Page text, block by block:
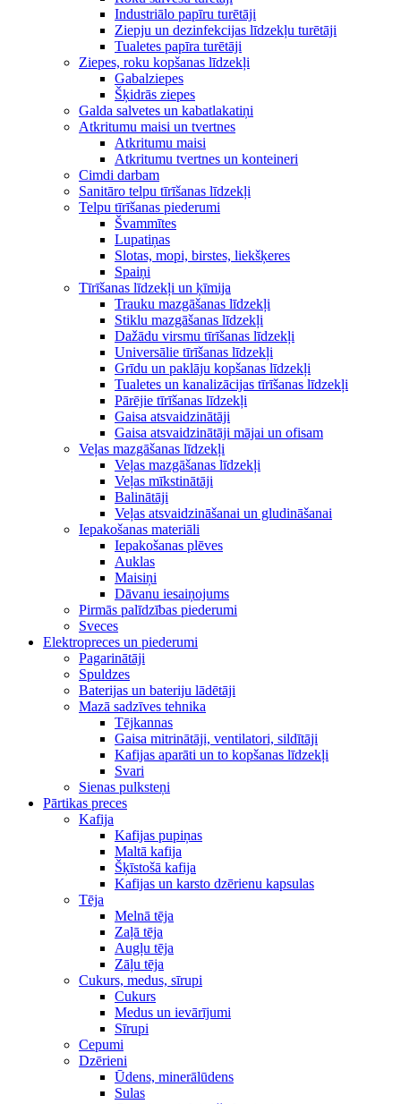
Industriālo papīru turētāji
Ziepju un dezinfekcijas līdzekļu turētāji
Tualetes papīra turētāji
Ziepes, roku kopšanas līdzekļi
Gabalziepes
Šķidrās ziepes
Galda salvetes un kabatlakatiņi
Atkritumu maisi un tvertnes
Atkritumu maisi
Atkritumu tvertnes un konteineri
Cimdi darbam
Sanitāro telpu tīrīšanas līdzekļi
Telpu tīrīšanas piederumi
Švammītes
Lupatiņas
Slotas, mopi, birstes, liekšķeres
Spaiņi
Tīrīšanas līdzekļi un ķīmija
Trauku mazgāšanas līdzekļi
Stiklu mazgāšanas līdzekļi
Dažādu virsmu tīrīšanas līdzekļi
Universālie tīrīšanas līdzekļi
Grīdu un paklāju kopšanas līdzekļi
Tualetes un kanalizācijas tīrīšanas līdzekļi
Pārējie tīrīšanas līdzekļi
Gaisa atsvaidzinātāji
Gaisa atsvaidzinātāji mājai un ofisam
Veļas mazgāšanas līdzekļi
Veļas mazgāšanas līdzekļi
Veļas mīkstinātāji
Balinātāji
Veļas atsvaidzināšanai un gludināšanai
Iepakošanas materiāli
Iepakošanas plēves
Auklas
Maisiņi
Dāvanu iesaiņojums
Pirmās palīdzības piederumi
Sveces
Elektropreces un piederumi
Pagarinātāji
Spuldzes
Baterijas un bateriju lādētāji
Mazā sadzīves tehnika
Tējkannas
Gaisa mitrinātāji, ventilatori, sildītāji
Kafijas aparāti un to kopšanas līdzekļi
Svari
Sienas pulksteņi
Pārtikas preces
Kafija
Kafijas pupiņas
Maltā kafija
Šķīstošā kafija
Kafijas un karsto dzērienu kapsulas
Tēja
Melnā tēja
Zaļā tēja
Augļu tēja
Zāļu tēja
Cukurs, medus, sīrupi
Cukurs
Medus un ievārījumi
Sīrupi
Cepumi
Dzērieni
Ūdens, minerālūdens
Sulas